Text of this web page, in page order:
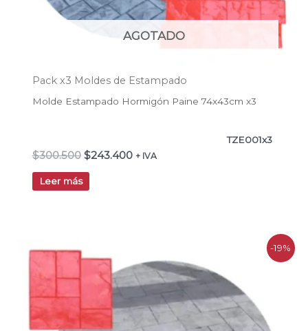
AGOTADO
Pack x3 Moldes de Estampado
Molde Estampado Hormigón Paine 74x43cm x3
TZE001x3
$300.500 $243.400 + IVA
Leer más
-19%
precio
original
era:
$300.500.
precio
actual
es:
$243.400.